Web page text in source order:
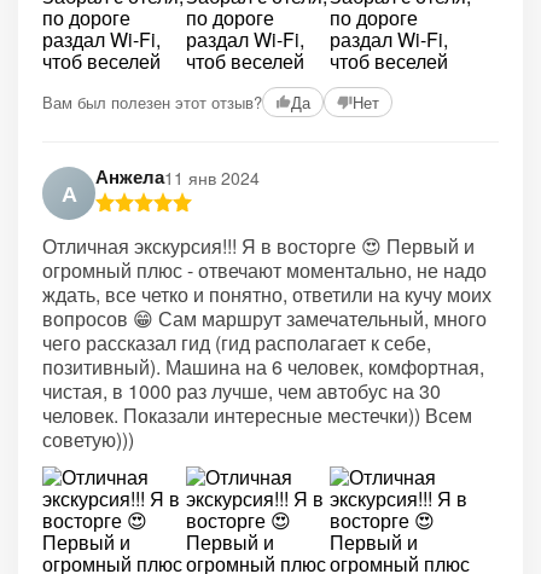
Вам был полезен этот отзыв? Да Нет
А
Анжела11 янв 2024
Отличная экскурсия!!! Я в восторге 😍 Первый и
огромный плюс - отвечают моментально, не надо
ждать, все четко и понятно, ответили на кучу моих
вопросов 😁 Сам маршрут замечательный, много
чего рассказал гид (гид располагает к себе,
позитивный). Машина на 6 человек, комфортная,
чистая, в 1000 раз лучше, чем автобус на 30
человек. Показали интересные местечки)) Всем
советую)))